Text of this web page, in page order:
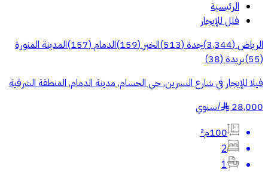
الرئيسية
فلل للإيجار
الرياض(
3,344
)جدة(
513
)الخبر (
159
)الدمام(
157
)المدينة المنورة
(
55
)بريدة(
38
)
فيلا للإيجار في شارع النسرين, حي الحسام, مدينة الدمام, المنطقة الشرقية
28,000
§
/سنوي
100م²
2
1